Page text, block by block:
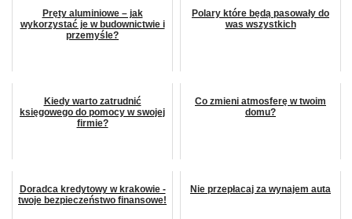
Pręty aluminiowe – jak
wykorzystać je w budownictwie i
przemyśle?
Polary które będą pasowały do
was wszystkich
Kiedy warto zatrudnić
księgowego do pomocy w swojej
firmie?
Co zmieni atmosferę w twoim
domu?
Doradca kredytowy w krakowie -
twoje bezpieczeństwo finansowe!
Nie przepłacaj za wynajem auta